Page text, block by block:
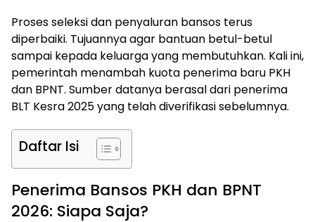
Proses seleksi dan penyaluran bansos terus
diperbaiki. Tujuannya agar bantuan betul-betul
sampai kepada keluarga yang membutuhkan. Kali ini,
pemerintah menambah kuota penerima baru PKH
dan BPNT. Sumber datanya berasal dari penerima
BLT Kesra 2025 yang telah diverifikasi sebelumnya.
Daftar Isi
Penerima Bansos PKH dan BPNT
2026: Siapa Saja?